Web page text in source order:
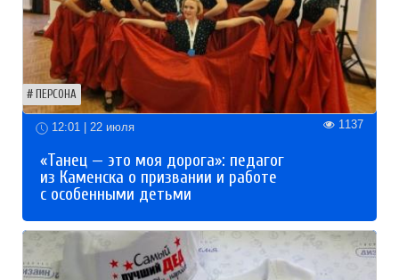
ПЕРСОНА
12:01 | 22 июля 1137
«Танец — это моя дорога»: педагог
из Каменска о призвании и работе
с особенными детьми